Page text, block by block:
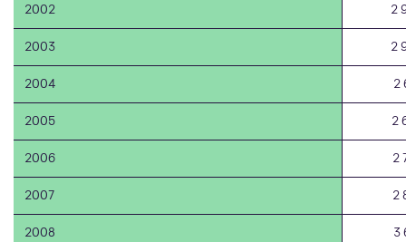
2002 2
2003 2
2004 2
2005 2
2006 2
2007 2
2008 3